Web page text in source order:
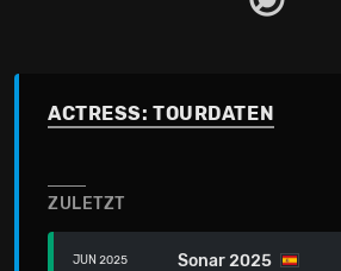
ACTRESS: TOURDATEN
ZULETZT
JUN 2025 Sonar 2025